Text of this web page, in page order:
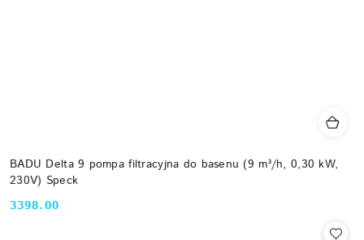
BADU Delta 9 pompa filtracyjna do basenu (9 m³/h, 0,30 kW,
230V) Speck
Cena:
3398.00